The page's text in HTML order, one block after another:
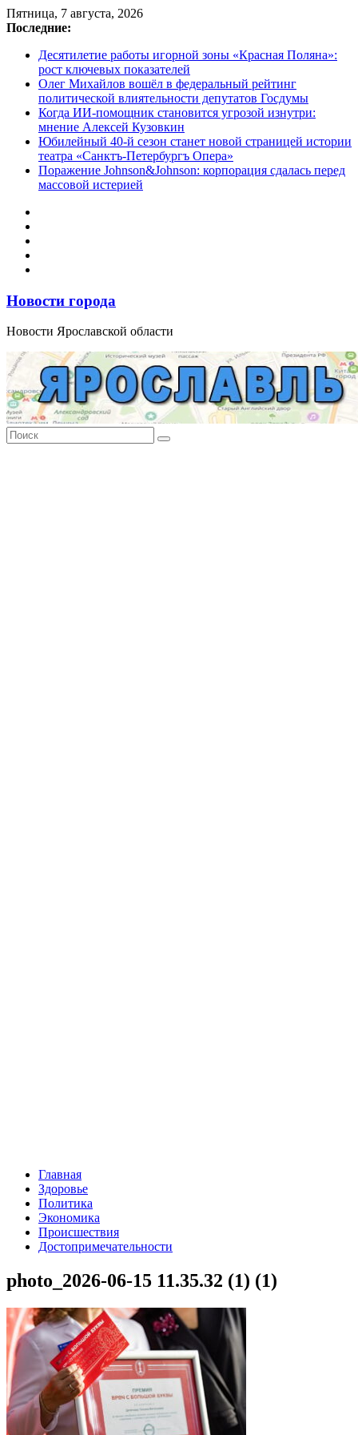
Перейти
к
Пятница, 7 августа, 2026
Последние:
Десятилетие работы игорной зоны «Красная Поляна»:
рост ключевых показателей
Олег Михайлов вошёл в федеральный рейтинг
политической влиятельности депутатов Госдумы
Когда ИИ-помощник становится угрозой изнутри:
мнение Алексей Кузовкин
Юбилейный 40-й сезон станет новой страницей истории
театра «Санктъ-Петербургъ Опера»
Поражение Johnson&Johnson: корпорация сдалась перед
массовой истерией
Новости города
Новости Ярославской области
Главная
Здоровье
Политика
Экономика
Происшествия
Достопримечательности
photo_2026-06-15 11.35.32 (1) (1)